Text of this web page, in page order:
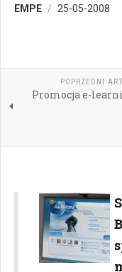
EMPE 25-05-2008
POPRZEDNI
Promocja e-